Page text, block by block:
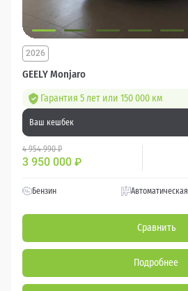
GEELY Monjaro
2026
Гарантия 5 лет или 150 000 км
Ваш кешбек
4 954 990 ₽
3 950 000 ₽
Бензин Автоматическая
Сравнить
Подробнее